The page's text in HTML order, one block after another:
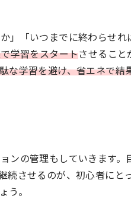
」「いつまでに終わらせ
学習をスタートさせること
な学習を避け、省エネで結
ンの管理もしていきます
させるのが、初心者にと
う。